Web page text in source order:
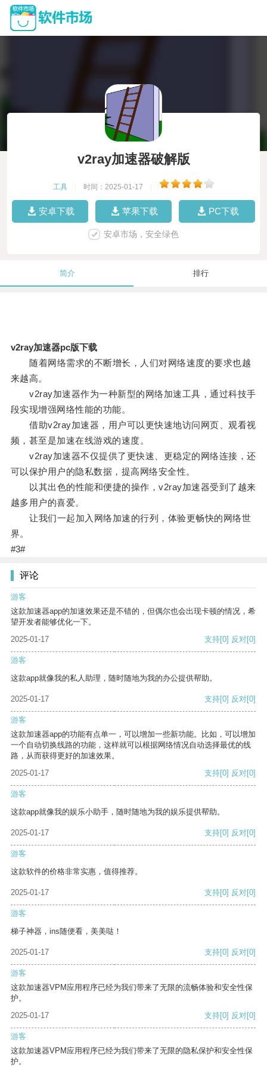
v2ray加速器破解版
工具 时间：2025-01-17
安卓下载 苹果下载 PC下载
安卓市场，安全绿色
简介 排行
v2ray加速器pc版下载
随着网络需求的不断增长，人们对网络速度的要求也越
来越高。
v2ray加速器作为一种新型的网络加速工具，通过科技手
段实现增强网络性能的功能。
借助v2ray加速器，用户可以更快速地访问网页、观看视
频，甚至是加速在线游戏的速度。
v2ray加速器不仅提供了更快速、更稳定的网络连接，还
可以保护用户的隐私数据，提高网络安全性。
以其出色的性能和便捷的操作，v2ray加速器受到了越来
越多用户的喜爱。
让我们一起加入网络加速的行列，体验更畅快的网络世
界。
#3#
评论
游客
这款加速器app的加速效果还是不错的，但偶尔也会出现卡顿的情况，希
望开发者能够优化一下。
2025-01-17
支持[0] 反对[0]
游客
这款app就像我的私人助理，随时随地为我的办公提供帮助。
2025-01-17 支持[0] 反对[0]
游客
这款加速器app的功能有点单一，可以增加一些新功能。比如，可以增加
一个自动切换线路的功能，这样就可以根据网络情况自动选择最优的线
路，从而获得更好的加速效果。
2025-01-17
支持[0] 反对[0]
游客
这款app就像我的娱乐小助手，随时随地为我的娱乐提供帮助。
2025-01-17 支持[0] 反对[0]
游客
这款软件的价格非常实惠，值得推荐。
2025-01-17 支持[0] 反对[0]
游客
梯子神器，ins随便看，美美哒！
2025-01-17 支持[0] 反对[0]
游客
这款加速器VPM应用程序已经为我们带来了无限的流畅体验和安全性保
护。
2025-01-17
支持[0] 反对[0]
游客
这款加速器VPM应用程序已经为我们带来了无限的隐私保护和安全性保
护。